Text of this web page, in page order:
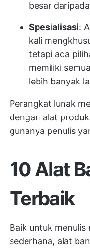
besar
Spesialisasi:
kali
tetapi ada
memiliki
lebih banyak
Perangkat lunak
dengan alat
gunanya penulis
10 Alat
Terbaik
Baik untuk
sederhana, alat